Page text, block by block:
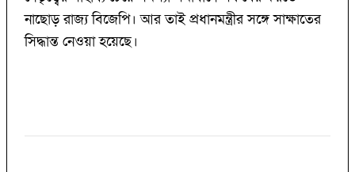
নাছোড় রাজ্য বিজেপি। আর তাই প্রধানমন্ত্রীর সঙ্গে সাক্ষাতের
সিদ্ধান্ত নেওয়া হয়েছে।